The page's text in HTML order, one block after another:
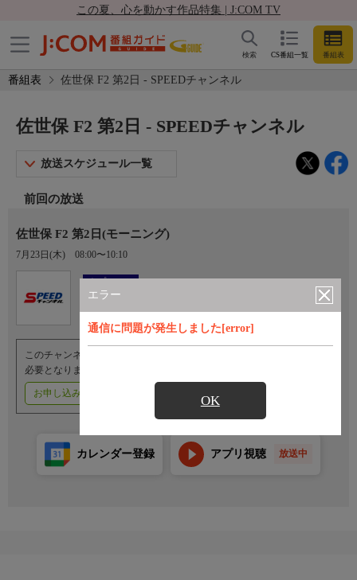
この夏、心を動かす作品特集 | J:COM TV
CS番組一覧 番組表
検索
番組表 佐世保 F2 第2日 - SPEEDチャンネル
エラー
通信に問題が発生しました[error]
OK
佐世保 F2 第2日 - SPEEDチャンネル
放送スケジュール一覧
前回の放送
佐世保 F2 第2日(モーニング)
7月23日(木) 08:00〜10:10
オプション
Ch.923
SPEEDチャンネル
このチャンネルのご視聴には、オプションチャンネル(有料)のご契約が
必要となります。
お申し込みはこちら
カレンダー登録 アプリ視聴 放送中